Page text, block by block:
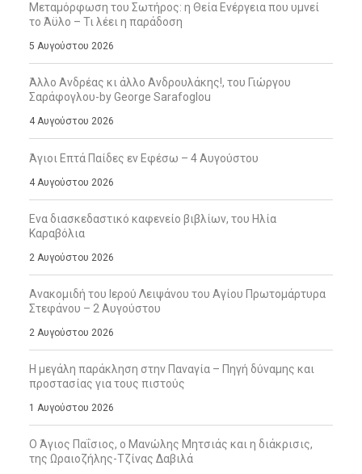
Μεταμόρφωση του Σωτήρος: η Θεία Ενέργεια που υμνεί
το Άϋλο – Τι λέει η παράδοση
5 Αυγούστου 2026
Άλλο Ανδρέας κι άλλο Ανδρουλάκης!, του Γιώργου
Σαράφογλου-by George Sarafoglou
4 Αυγούστου 2026
Άγιοι Επτά Παίδες εν Εφέσω – 4 Αυγούστου
4 Αυγούστου 2026
Ενα διασκεδαστικό καφενείο βιβλίων, του Ηλία
Καραβόλια
2 Αυγούστου 2026
Ανακομιδή του Ιερού Λειψάνου του Αγίου Πρωτομάρτυρα
Στεφάνου – 2 Αυγούστου
2 Αυγούστου 2026
Η μεγάλη παράκληση στην Παναγία – Πηγή δύναμης και
προστασίας για τους πιστούς
1 Αυγούστου 2026
Ο Άγιος Παΐσιος, ο Μανώλης Μητσιάς και η διάκρισις,
της Ωραιοζήλης-Τζίνας Δαβιλά